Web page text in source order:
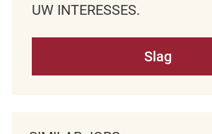
UW INTERESSES.
Slag